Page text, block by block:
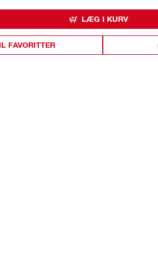
LÆG I KURV
FAVORITTER